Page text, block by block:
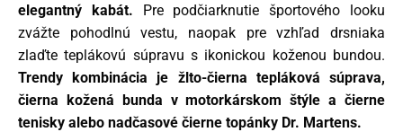
elegantný kabát. Pre podčiarknutie športového looku
zvážte pohodlnú vestu, naopak pre vzhľad drsniaka
zlaďte teplákovú súpravu s ikonickou koženou bundou.
Trendy kombinácia je žlto-čierna tepláková súprava,
čierna kožená bunda v motorkárskom štýle a čierne
tenisky alebo nadčasové čierne topánky Dr. Martens.